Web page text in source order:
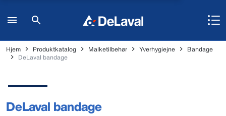
Hjem Produktkatalog Malketilbehør Yverhygiejne
Bandage
DeLaval bandage
DeLaval bandage